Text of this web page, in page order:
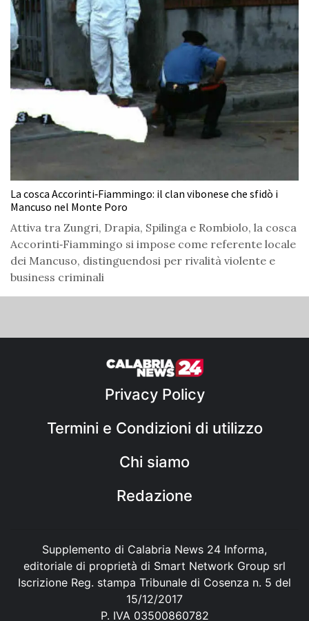
La cosca Accorinti‑Fiammingo: il clan vibonese che sfidò i
Mancuso nel Monte Poro
Attiva tra Zungri, Drapia, Spilinga e Rombiolo, la cosca
Accorinti‑Fiammingo si impose come referente locale
dei Mancuso, distinguendosi per rivalità violente e
business criminali
Privacy Policy
Termini e Condizioni di utilizzo
Chi siamo
Redazione
Supplemento di Calabria News 24 Informa,
editoriale di proprietà di Smart Network Group srl
Iscrizione Reg. stampa Tribunale di Cosenza n. 5 del
15/12/2017
P. IVA 03500860782